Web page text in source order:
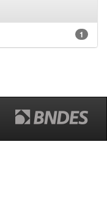
1